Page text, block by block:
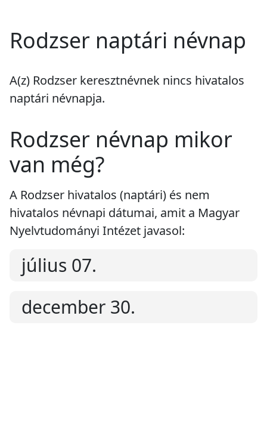
Rodzser naptári névnap
A(z) Rodzser keresztnévnek nincs hivatalos
naptári névnapja.
Rodzser névnap mikor
van még?
A Rodzser hivatalos (naptári) és nem
hivatalos névnapi dátumai, amit a Magyar
Nyelvtudományi Intézet javasol:
július 07.
december 30.